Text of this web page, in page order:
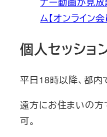
ム【オンライン会
個人セッショ
平日18時以降、都内
遠方にお住まいの方
可。